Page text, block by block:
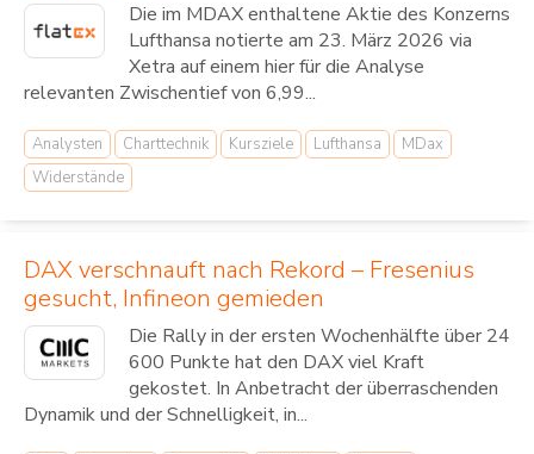
Die im MDAX enthaltene Aktie des Konzerns
Lufthansa notierte am 23. März 2026 via
Xetra auf einem hier für die Analyse
relevanten Zwischentief von 6,99...
Analysten Charttechnik Kursziele Lufthansa
MDax
Widerstände
DAX verschnauft nach Rekord – Fresenius
gesucht, Infineon gemieden
Die Rally in der ersten Wochenhälfte über 24
600 Punkte hat den DAX viel Kraft
gekostet. In Anbetracht der überraschenden
Dynamik und der Schnelligkeit, in...